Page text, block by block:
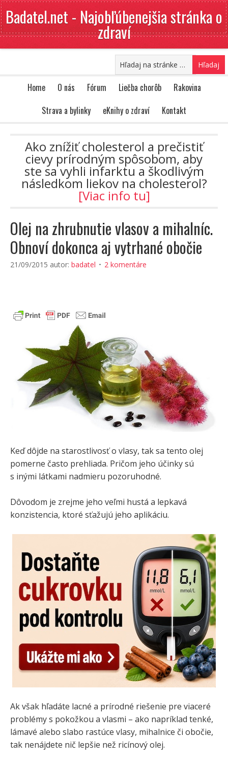
Badatel.net - Najobľúbenejšia stránka o
zdraví
Home O nás Fórum Liečba chorôb
Rakovina
Strava a bylinky
eKnihy o zdraví Kontakt
Ako znížiť cholesterol a prečistiť
cievy prírodným spôsobom, aby
ste sa vyhli infarktu a škodlivým
následkom liekov na cholesterol?
[Viac info tu]
Olej na zhrubnutie vlasov a mihalníc.
Obnoví dokonca aj vytrhané obočie
21/09/2015 autor: badatel 2 komentáre
Keď dôjde na starostlivosť o vlasy, tak sa tento olej
pomerne často prehliada. Pričom jeho účinky sú
s inými látkami nadmieru pozoruhodné.
Dôvodom je zrejme jeho veľmi hustá a lepkavá
konzistencia, ktoré sťažujú jeho aplikáciu.
Ak však hľadáte lacné a prírodné riešenie pre viaceré
problémy s pokožkou a vlasmi – ako napríklad tenké,
lámavé alebo slabo rastúce vlasy, mihalnice či obočie,
tak nenájdete nič lepšie než ricínový olej.